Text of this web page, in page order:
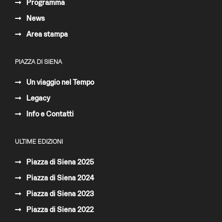
Programma
News
Area stampa
PIAZZA DI SIENA
Un viaggio nel Tempo
Legacy
Info e Contatti
ULTIME EDIZIONI
Piazza di Siena 2025
Piazza di Siena 2024
Piazza di Siena 2023
Piazza di Siena 2022